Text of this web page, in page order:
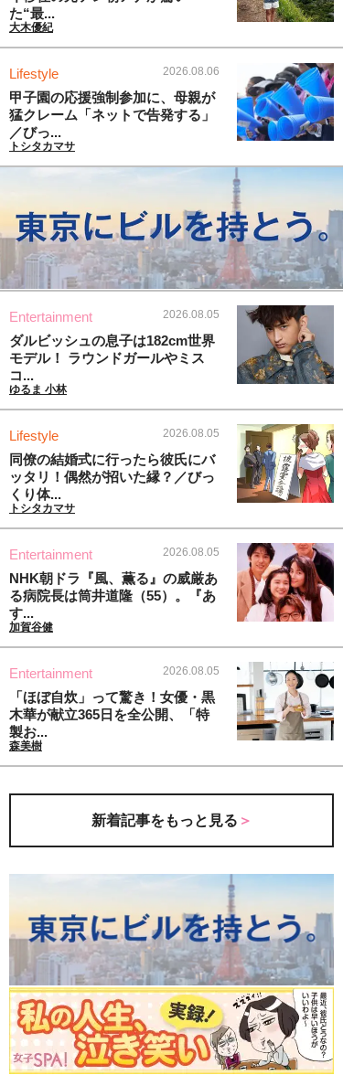
た“最...
大木優紀
Lifestyle 2026.08.06
甲子園の応援強制参加に、母親が
猛クレーム「ネットで告発する」
／びっ...
トシタカマサ
Entertainment 2026.08.05
ダルビッシュの息子は182cm世界
モデル！ ラウンドガールやミス
コ...
ゆるま 小林
Lifestyle 2026.08.05
同僚の結婚式に行ったら彼氏にバ
ッタリ！偶然が招いた縁？／びっ
くり体...
トシタカマサ
Entertainment 2026.08.05
NHK朝ドラ『風、薫る』の威厳あ
る病院長は筒井道隆（55）。『あ
す...
加賀谷健
Entertainment 2026.08.05
「ほぼ自炊」って驚き！女優・黒
木華が献立365日を全公開、「特
製お...
森美樹
新着記事をもっと見る